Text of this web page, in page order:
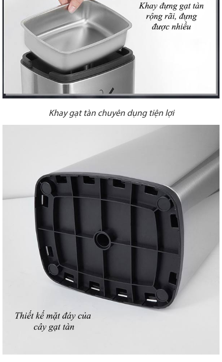
Khay gạt tàn chuyên dụng tiện lợi